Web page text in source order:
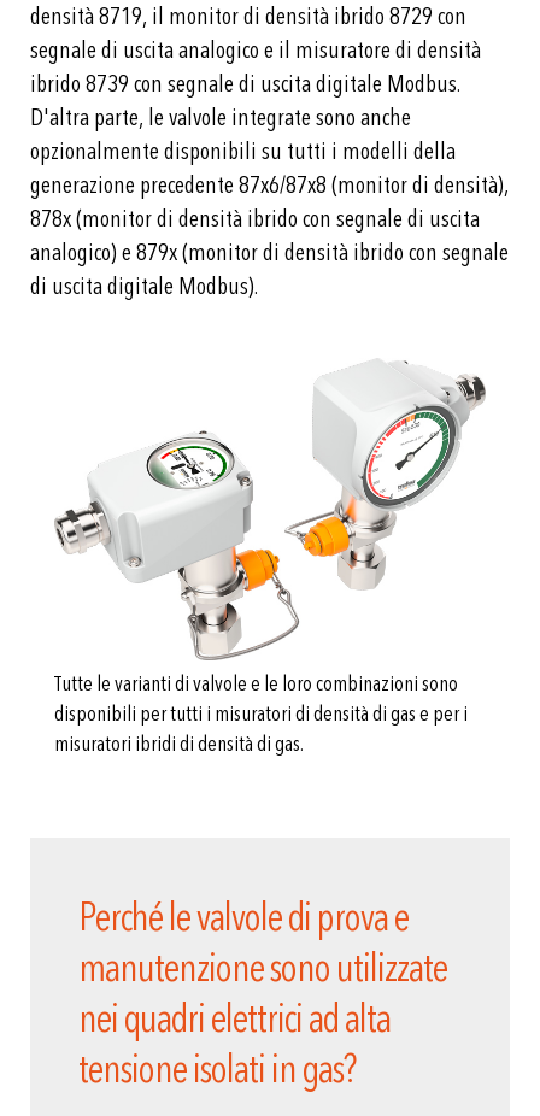
densità 8719, il monitor di densità ibrido 8729 con
segnale di uscita analogico e il misuratore di densità
ibrido 8739 con segnale di uscita digitale Modbus.
D'altra parte, le valvole integrate sono anche
opzionalmente disponibili su tutti i modelli della
generazione precedente 87x6/87x8 (monitor di densità),
878x (monitor di densità ibrido con segnale di uscita
analogico) e 879x (monitor di densità ibrido con segnale
di uscita digitale Modbus).
Tutte le varianti di valvole e le loro combinazioni sono
disponibili per tutti i misuratori di densità di gas e per i
misuratori ibridi di densità di gas.
Perché le valvole di prova e
manutenzione sono utilizzate
nei quadri elettrici ad alta
tensione isolati in gas?